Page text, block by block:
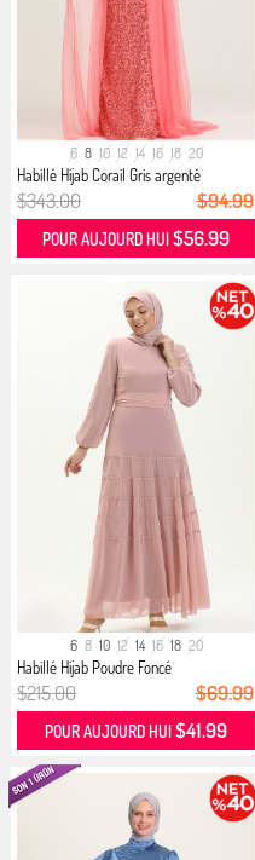
6 8 10 12 14 16 18 20
Habillé Hijab Corail Gris argenté
$343.00 $94.99
POUR AUJOURD HUI$56.99
6 8 10 12 14 16 18 20
Habillé Hijab Poudre Foncé
$215.00 $69.99
POUR AUJOURD HUI$41.99